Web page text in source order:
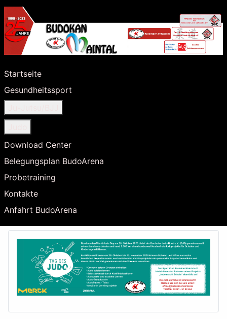
Startseite
Gesundheitssport
Download Center
Belegungsplan BudoArena
Probetraining
Kontakte
Anfahrt BudoArena